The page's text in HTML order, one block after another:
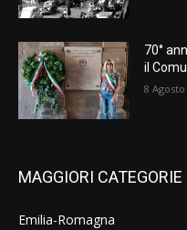
70°
il
8 Agosto
MAGGIORI CATEGORIE
Emilia-Romagna